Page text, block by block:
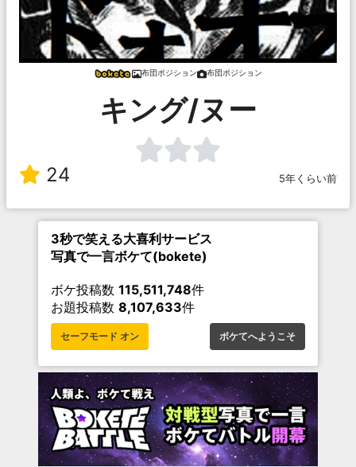
布団ポジション 布団ポジション
キング/ヌー
24 5年くらい前
3秒で笑える大喜利サービス
写真で一言ボケて(bokete)
ボケ投稿数 115,511,748件
お題投稿数 8,107,633件
セーフモード オン ボケてへようこそ